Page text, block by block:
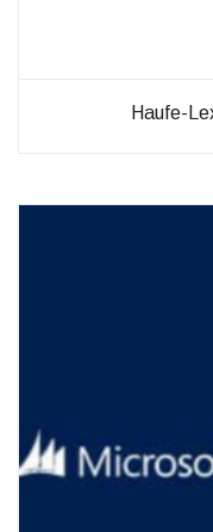
Haufe-